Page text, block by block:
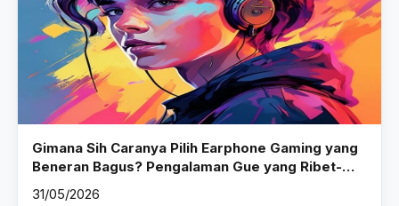
Gimana Sih Caranya Pilih Earphone Gaming yang
Beneran Bagus? Pengalaman Gue yang Ribet-
Ribet
31/05/2026